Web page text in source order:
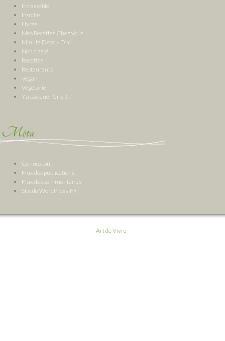
Inclassable
Insolite
Livres
Mes Recettes Chez Vous
Minute Deco – DIY
Non classé
Recettes
Restaurants
Vegan
Végétarien
Y a pas que Paris !!!
Méta
Connexion
Flux des publications
Flux des commentaires
Site de WordPress-FR
Art de Vivre